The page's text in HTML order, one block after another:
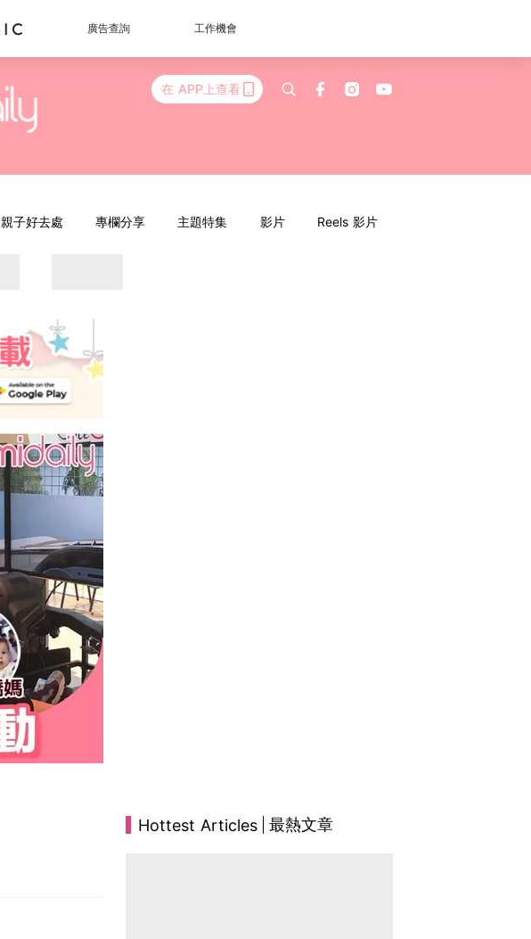
廣告查詢 工作機會
在 APP上查看
親子好去處 專欄分享 主題特集 影片 Reels 影片
Hottest Articles 最熱文章